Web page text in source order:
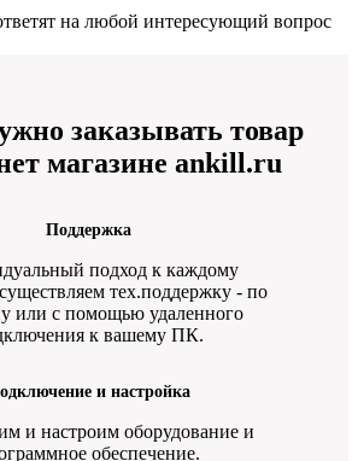
на любой интересующий вопрос
заказывать товар
магазине ankill.ru
Поддержка
подход к каждому
тех.поддержку - по
или с помощью удаленного
к вашему ПК.
и настройка
и настроим оборудование и
обеспечение.